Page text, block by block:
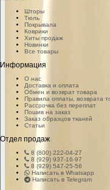
Шторы
Тюль
Покрывала
Коврики
Хиты продаж
Новинки
Все товары
Информация
О нас
Доставка и оплата
Обмен и возврат товара
Правила оплаты, возврата
Рассрочка без переплат
Пошив на заказ
Заказ образцов тканей
Статьи
Отдел продаж
8 (800) 222-04-27
8 (929) 937-16-97
8 (929) 547-25-56
Написать в Whatsapp
Написать в Telegram